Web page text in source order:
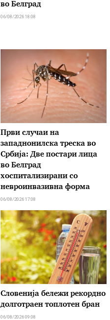
во Белград
06/08/2026 18:08
Први случаи на
западнонилска треска во
Србија: Две постари лица
во Белград
хоспитализирани со
невроинвазивна форма
06/08/2026 17:08
Словенија бележи рекордно
долготраен топлотен бран
06/08/2026 09:08